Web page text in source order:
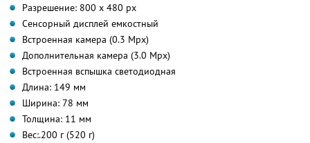
Разрешение: 800 x 480 px
Сенсорный дисплей емкостный
Встроенная камера (0.3 Mpx)
Дополнительная камера (3.0 Mpx)
Встроенная вспышка светодиодная
Длина: 149 мм
Ширина: 78 мм
Толщина: 11 мм
Вес:.200 г (520 г)